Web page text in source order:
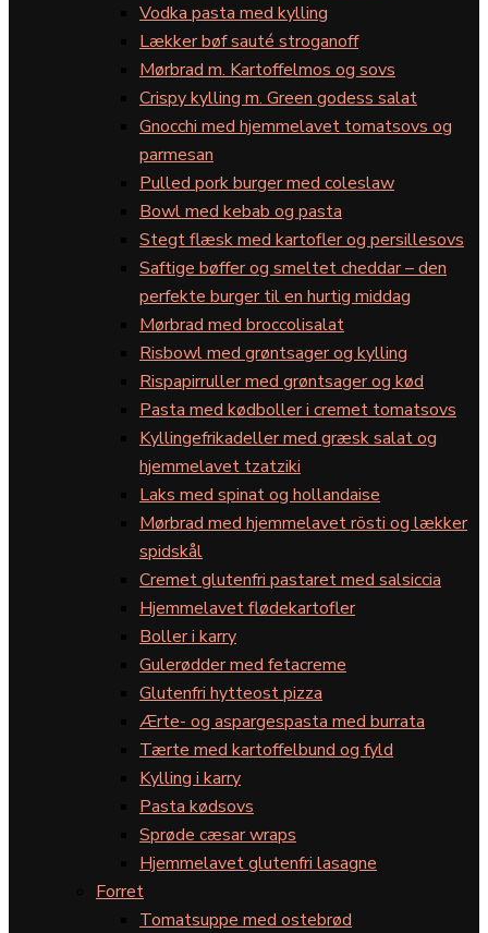
Vodka pasta med kylling
Lækker bøf sauté stroganoff
Mørbrad m. Kartoffelmos og sovs
Crispy kylling m. Green godess salat
Gnocchi med hjemmelavet tomatsovs og
parmesan
Pulled pork burger med coleslaw
Bowl med kebab og pasta
Stegt flæsk med kartofler og persillesovs
Saftige bøffer og smeltet cheddar – den
perfekte burger til en hurtig middag
Mørbrad med broccolisalat
Risbowl med grøntsager og kylling
Rispapirruller med grøntsager og kød
Pasta med kødboller i cremet tomatsovs
Kyllingefrikadeller med græsk salat og
hjemmelavet tzatziki
Laks med spinat og hollandaise
Mørbrad med hjemmelavet rösti og lækker
spidskål
Cremet glutenfri pastaret med salsiccia
Hjemmelavet flødekartofler
Boller i karry
Gulerødder med fetacreme
Glutenfri hytteost pizza
Ærte- og aspargespasta med burrata
Tærte med kartoffelbund og fyld
Kylling i karry
Pasta kødsovs
Sprøde cæsar wraps
Hjemmelavet glutenfri lasagne
Forret
Tomatsuppe med ostebrød